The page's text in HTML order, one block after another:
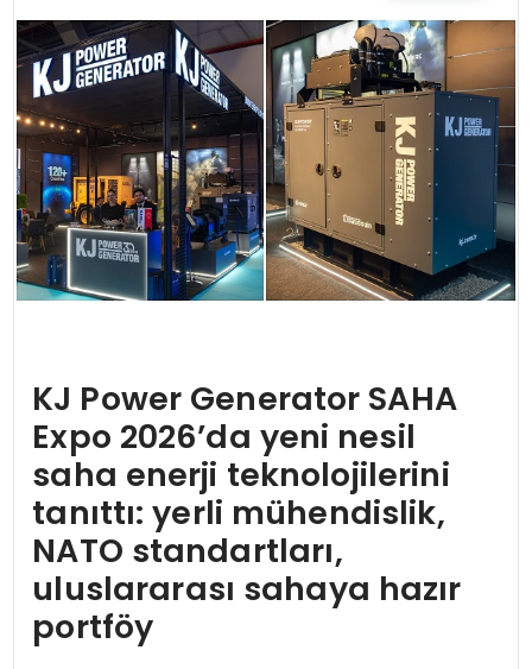
KJ Power Generator SAHA
Expo 2026’da yeni nesil
saha enerji teknolojilerini
tanıttı: yerli mühendislik,
NATO standartları,
uluslararası sahaya hazır
portföy